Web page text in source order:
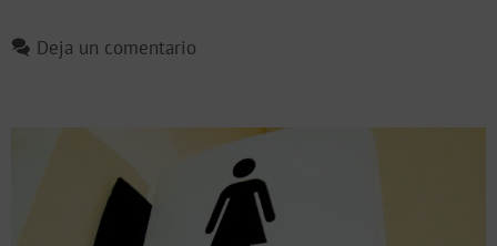
Deja un comentario